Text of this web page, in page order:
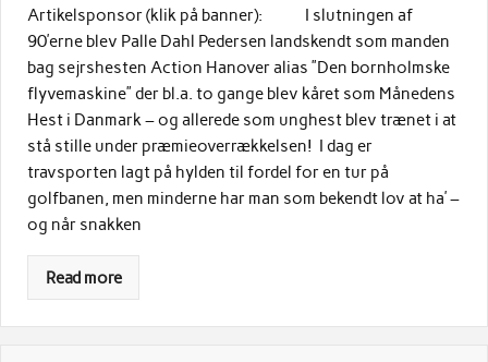
Artikelsponsor (klik på banner): I slutningen af
90’erne blev Palle Dahl Pedersen landskendt som manden
bag sejrshesten Action Hanover alias ”Den bornholmske
flyvemaskine” der bl.a. to gange blev kåret som Månedens
Hest i Danmark – og allerede som unghest blev trænet i at
stå stille under præmieoverrækkelsen! I dag er
travsporten lagt på hylden til fordel for en tur på
golfbanen, men minderne har man som bekendt lov at ha’ –
og når snakken
Read more